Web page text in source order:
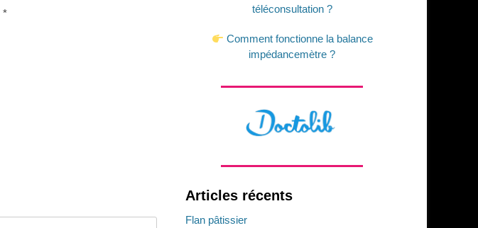
*
téléconsultation ?
Comment fonctionne la balance
impédancemètre ?
Articles récents
Flan pâtissier